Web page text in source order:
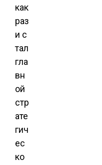
как
раз
и с
тал
гла
вн
ой
стр
ате
гич
ес
ко